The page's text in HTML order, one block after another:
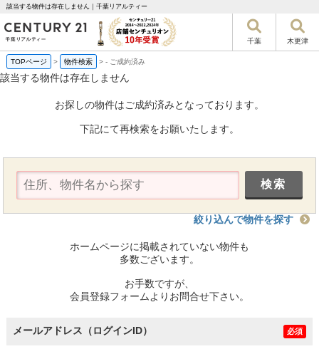
該当する物件は存在しません｜千葉リアルティー
千葉 木更津
TOPページ > 物件検索 >- ご成約済み
該当する物件は存在しません
お探しの物件はご成約済みとなっております。
下記にて再検索をお願いたします。
絞り込んで物件を探す
ホームページに掲載されていない物件も
多数ございます。
お手数ですが、
会員登録フォームよりお問合せ下さい。
メールアドレス（ログインID） 必須